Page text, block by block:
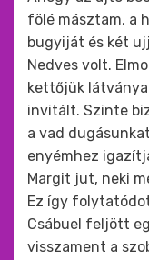
fölé másztam, a
bugyiját és két
Nedves volt.
kettőjük
invitált. Szinte
a vad
enyémhez
Margit jut, neki
Ez így
Csábuel feljött
visszament a